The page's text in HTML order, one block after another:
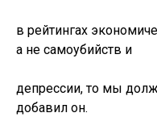
в рейтингах
а не самоубийств и
депрессии, то мы
добавил он.